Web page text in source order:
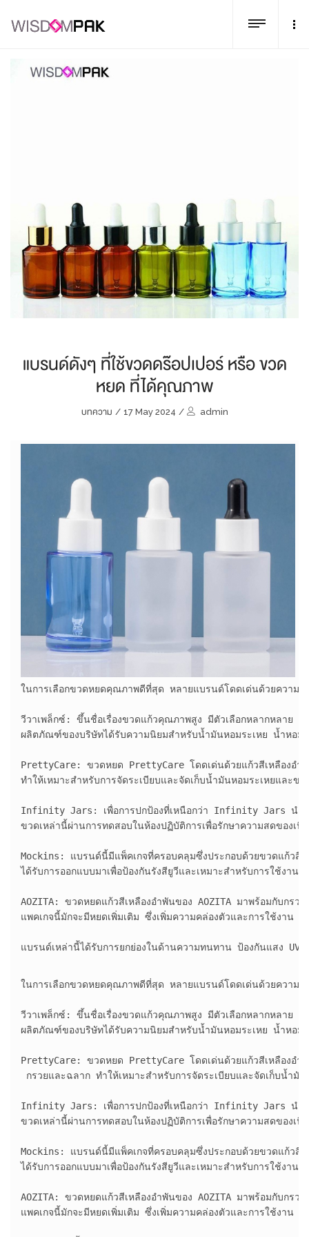
แบรนด์ดังๆ ที่ใช้ขวดดร๊อปเปอร์ หรือ ขวด
หยด ที่ได้คุณภาพ
บทความ / 17 May 2024 / admin
ในการเลือกขวดหยดคุณภาพดีที่สุด หลายแบรนด์โดดเด่นด้วยควา
วีวาเพล็กซ์: ขึ้นชื่อเรื่องขวดแก้วคุณภาพสูง มีตัวเลือกหลากหลาย ร
ผลิตภัณฑ์ของบริษัทได้รับความนิยมสำหรับน้ำมันหอมระเหย น้ำห
PrettyCare: ขวดหยด PrettyCare โดดเด่นด้วยแก้วสีเหลืองอำ
ทำให้เหมาะสำหรับการจัดระเบียบและจัดเก็บน้ำมันหอมระเหยและ
Infinity Jars: เพื่อการปกป้องที่เหนือกว่า Infinity Jars นำเสน
ขวดเหล่านี้ผ่านการทดสอบในห้องปฏิบัติการเพื่อรักษาความสดของ
Mockins: แบรนด์นี้มีแพ็คเกจที่ครอบคลุมซึ่งประกอบด้วยขวดแก้ว
ได้รับการออกแบบมาเพื่อป้องกันรังสียูวีและเหมาะสำหรับการใช้ง
AOZITA: ขวดหยดแก้วสีเหลืองอำพันของ AOZITA มาพร้อมกับกร
แพคเกจนี้มักจะมีหยดเพิ่มเติม ซึ่งเพิ่มความคล่องตัวและการใช้งาน
แบรนด์เหล่านี้ได้รับการยกย่องในด้านความทนทาน ป้องกันแสง UV
ในการเลือกขวดหยดคุณภาพดีที่สุด หลายแบรนด์โดดเด่นด้วยควา
วีวาเพล็กซ์: ขึ้นชื่อเรื่องขวดแก้วคุณภาพสูง มีตัวเลือกหลากหลาย ร
ผลิตภัณฑ์ของบริษัทได้รับความนิยมสำหรับน้ำมันหอมระเหย น้ำห
PrettyCare: ขวดหยด PrettyCare โดดเด่นด้วยแก้วสีเหลืองอำ
กรวยและฉลาก ทำให้เหมาะสำหรับการจัดระเบียบและจัดเก็บน้ำ
Infinity Jars: เพื่อการปกป้องที่เหนือกว่า Infinity Jars นำเสน
ขวดเหล่านี้ผ่านการทดสอบในห้องปฏิบัติการเพื่อรักษาความสดของ
Mockins: แบรนด์นี้มีแพ็คเกจที่ครอบคลุมซึ่งประกอบด้วยขวดแก้ว
ได้รับการออกแบบมาเพื่อป้องกันรังสียูวีและเหมาะสำหรับการใช้ง
AOZITA: ขวดหยดแก้วสีเหลืองอำพันของ AOZITA มาพร้อมกับกร
แพคเกจนี้มักจะมีหยดเพิ่มเติม ซึ่งเพิ่มความคล่องตัวและการใช้งาน